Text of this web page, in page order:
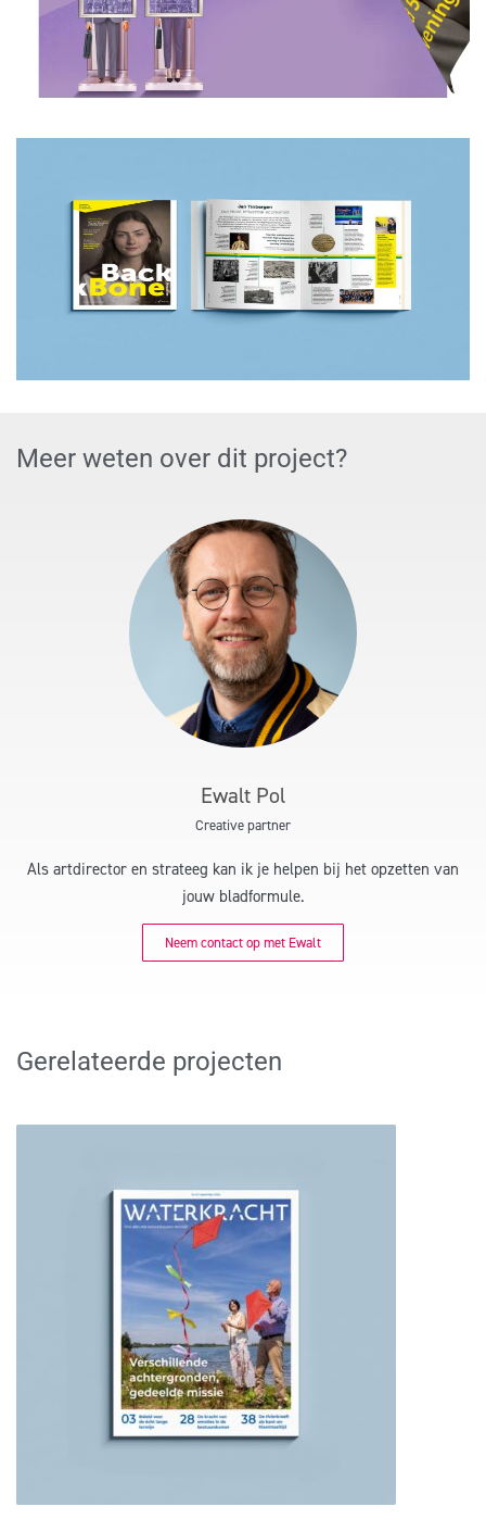
Meer weten over dit project?
Ewalt Pol
Creative partner
Als artdirector en strateeg kan ik je helpen bij het opzetten van
jouw bladformule.
Neem contact op met Ewalt
Gerelateerde projecten